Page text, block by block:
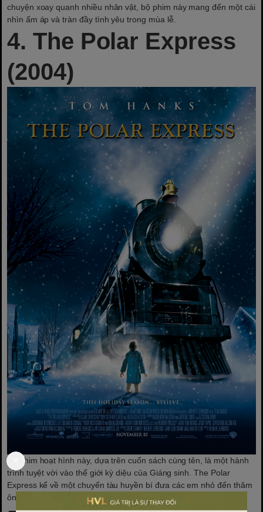
chuyện xoay quanh nhiều nhân vật, bộ phim này mang đến một cái
nhìn ấm áp và tràn đầy tình yêu trong mùa lễ.
4. The Polar Express
(2004)
Bộ phim hoạt hình này, dựa trên cuốn sách cùng tên, là một hành
trình tuyệt vời vào thế giới kỳ diệu của Giáng sinh. The Polar
Express kể về một chuyến tàu huyền bí đưa các em nhỏ đến thăm
ông già Noel và nhận ra ý nghĩa thực sự của tình yêu và lòng tin.